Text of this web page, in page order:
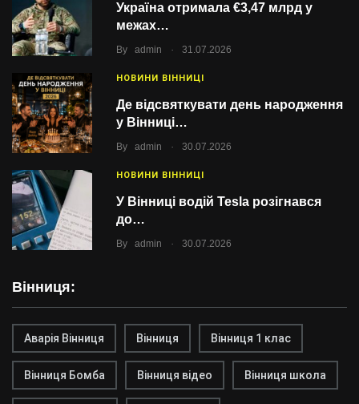
Україна отримала €3,47 млрд у
межах…
By admin 31.07.2026
НОВИНИ ВІННИЦІ
Де відсвяткувати день народження
у Вінниці…
By admin 30.07.2026
НОВИНИ ВІННИЦІ
У Вінниці водій Tesla розігнався
до…
By admin 30.07.2026
Вінниця:
Аварія Вінниця Вінниця Вінниця 1 клас
Вінниця Бомба Вінниця відео Вінниця школа